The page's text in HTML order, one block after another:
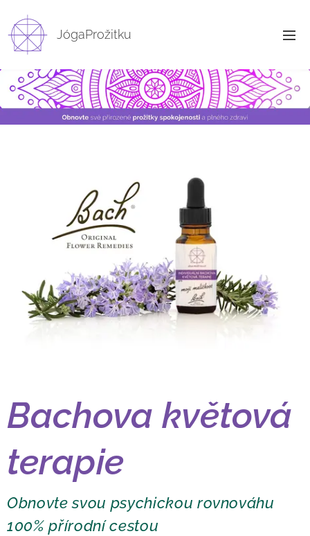
JógaProžitku
Bachova květová
terapie
Obnovte svou psychickou rovnováhu
100% přírodní cestou